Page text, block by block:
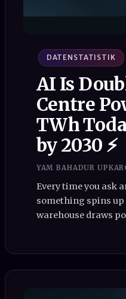
DATENSTATISTIK
AI Is
Centre
TWh
by 2030 ⚡
YAM BAHADUR
Every time you ask
something spins up
warehouse draws